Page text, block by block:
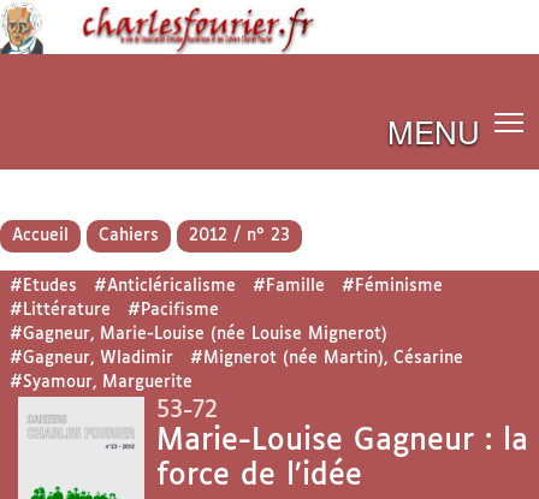
MENU
Accueil Cahiers 2012 / n° 23
#Etudes #Anticléricalisme #Famille
#Féminisme
#Littérature
#Pacifisme
#Gagneur, Marie-Louise (née Louise Mignerot)
#Gagneur, Wladimir
#Mignerot (née Martin), Césarine
#Syamour, Marguerite
53-72
Marie-Louise Gagneur : la
force de l’idée